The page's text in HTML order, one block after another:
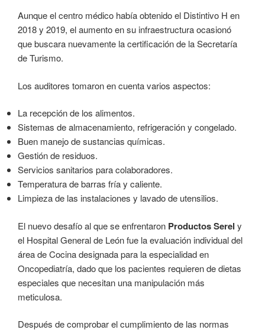
Aunque el centro médico había obtenido el Distintivo H en
2018 y 2019, el aumento en su infraestructura ocasionó
que buscara nuevamente la certificación de la Secretaría
de Turismo.
Los auditores tomaron en cuenta varios aspectos:
La recepción de los alimentos.
Sistemas de almacenamiento, refrigeración y congelado.
Buen manejo de sustancias químicas.
Gestión de residuos.
Servicios sanitarios para colaboradores.
Temperatura de barras fría y caliente.
Limpieza de las instalaciones y lavado de utensilios.
El nuevo desafío al que se enfrentaron Productos Serel y
el Hospital General de León fue la evaluación individual del
área de Cocina designada para la especialidad en
Oncopediatría, dado que los pacientes requieren de dietas
especiales que necesitan una manipulación más
meticulosa.
Después de comprobar el cumplimiento de las normas